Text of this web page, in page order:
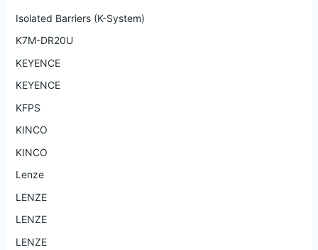
Isolated Barriers (K-System)
K7M-DR20U
KEYENCE
KEYENCE
KFPS
KINCO
KINCO
Lenze
LENZE
LENZE
LENZE